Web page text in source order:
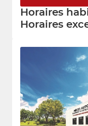
Horaires
Horaires